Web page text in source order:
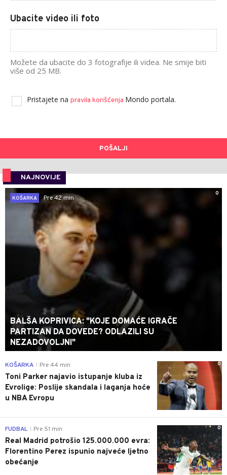
Ubacite video ili foto
Možete da ubacite do 3 fotografije ili videa. Ne smije biti
više od 25 MB.
Pristajete na pravila korišćenja Mondo portala.
POŠALJI
NAJNOVIJE
0
KOŠARKA
Pre 42 min
BALŠA KOPRIVICA: "KOJE DOMAĆE IGRAČE
PARTIZAN DA DOVEDE? ODLAZILI SU
NEZADOVOLJNI"
0
KOŠARKA Pre 44 min
Toni Parker najavio istupanje kluba iz
Evrolige: Poslije skandala i laganja hoće
u NBA Evropu
0
FUDBAL Pre 51 min
Real Madrid potrošio 125.000.000 evra:
Florentino Perez ispunio najveće ljetno
obećanje